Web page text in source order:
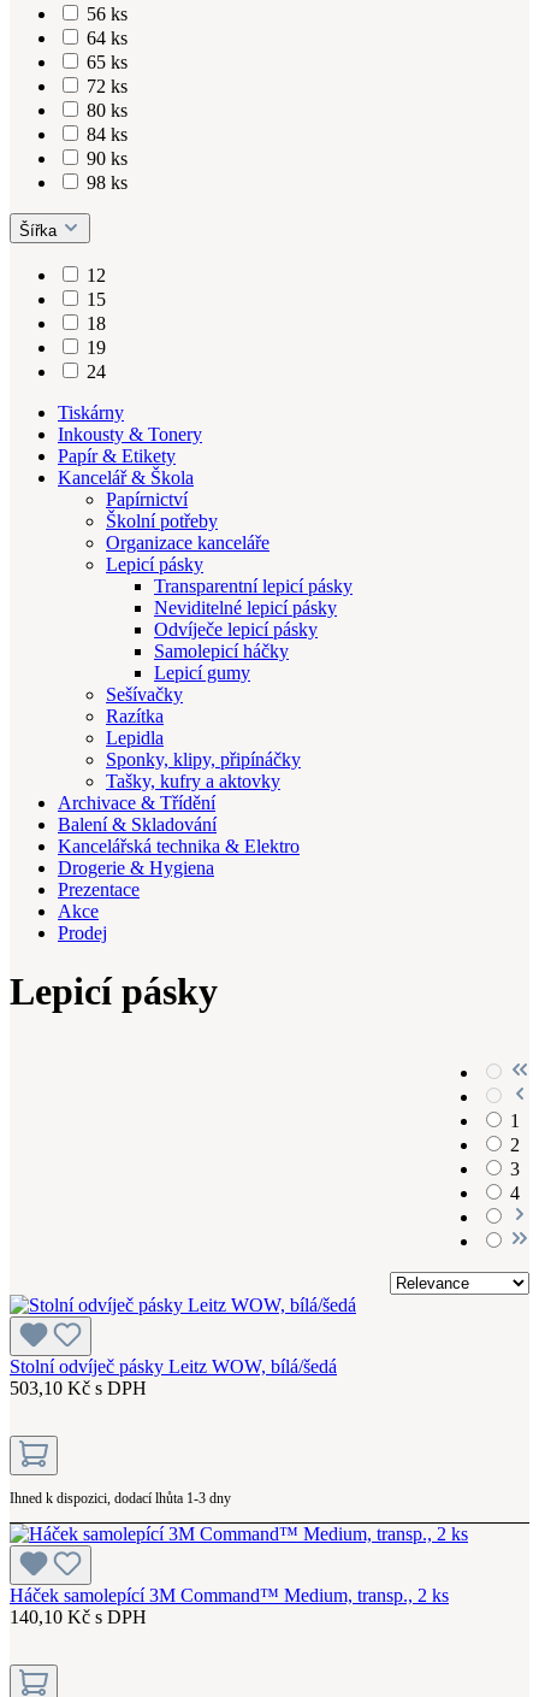
56 ks
64 ks
65 ks
72 ks
80 ks
84 ks
90 ks
98 ks
Šířka
12
15
18
19
24
Tiskárny
Inkousty & Tonery
Papír & Etikety
Kancelář & Škola
Papírnictví
Školní potřeby
Organizace kanceláře
Lepicí pásky
Transparentní lepicí pásky
Neviditelné lepicí pásky
Odvíječe lepicí pásky
Samolepicí háčky
Lepicí gumy
Sešívačky
Razítka
Lepidla
Sponky, klipy, připínáčky
Tašky, kufry a aktovky
Archivace & Třídění
Balení & Skladování
Kancelářská technika & Elektro
Drogerie & Hygiena
Prezentace
Akce
Prodej
Lepicí pásky
1
2
3
4
Stolní odvíječ pásky Leitz WOW, bílá/šedá
503,10 Kč s DPH
Ihned k dispozici, dodací lhůta 1-3 dny
Háček samolepící 3M Command™ Medium, transp., 2 ks
140,10 Kč s DPH